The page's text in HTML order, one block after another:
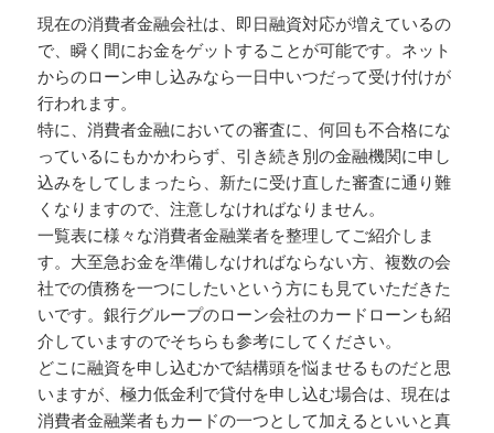
現在の消費者金融会社は、即日融資対応が増えているの
で、瞬く間にお金をゲットすることが可能です。ネット
からのローン申し込みなら一日中いつだって受け付けが
行われます。
特に、消費者金融においての審査に、何回も不合格にな
っているにもかかわらず、引き続き別の金融機関に申し
込みをしてしまったら、新たに受け直した審査に通り難
くなりますので、注意しなければなりません。
一覧表に様々な消費者金融業者を整理してご紹介しま
す。大至急お金を準備しなければならない方、複数の会
社での債務を一つにしたいという方にも見ていただきた
いです。銀行グループのローン会社のカードローンも紹
介していますのでそちらも参考にしてください。
どこに融資を申し込むかで結構頭を悩ませるものだと思
いますが、極力低金利で貸付を申し込む場合は、現在は
消費者金融業者もカードの一つとして加えるといいと真